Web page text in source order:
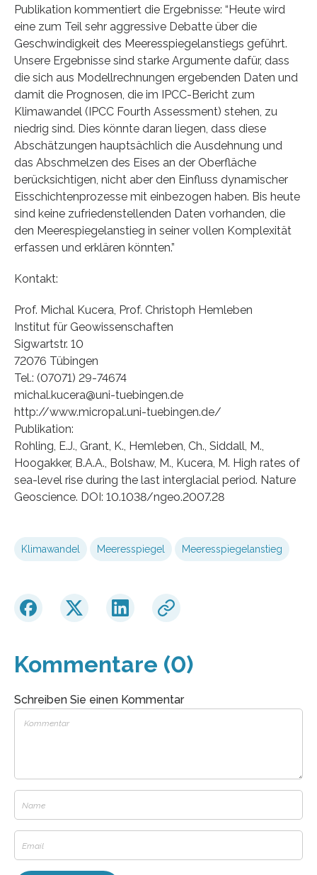
Publikation kommentiert die Ergebnisse: “Heute wird
eine zum Teil sehr aggressive Debatte über die
Geschwindigkeit des Meeresspiegelanstiegs geführt.
Unsere Ergebnisse sind starke Argumente dafür, dass
die sich aus Modellrechnungen ergebenden Daten und
damit die Prognosen, die im IPCC-Bericht zum
Klimawandel (IPCC Fourth Assessment) stehen, zu
niedrig sind. Dies könnte daran liegen, dass diese
Abschätzungen hauptsächlich die Ausdehnung und
das Abschmelzen des Eises an der Oberfläche
berücksichtigen, nicht aber den Einfluss dynamischer
Eisschichtenprozesse mit einbezogen haben. Bis heute
sind keine zufriedenstellenden Daten vorhanden, die
den Meerespiegelanstieg in seiner vollen Komplexität
erfassen und erklären könnten.”
Kontakt:
Prof. Michal Kucera, Prof. Christoph Hemleben
Institut für Geowissenschaften
Sigwartstr. 10
72076 Tübingen
Tel.: (07071) 29-74674
michal.kucera@uni-tuebingen.de
http://www.micropal.uni-tuebingen.de/
Publikation:
Rohling, E.J., Grant, K., Hemleben, Ch., Siddall, M.,
Hoogakker, B.A.A., Bolshaw, M., Kucera, M. High rates of
sea-level rise during the last interglacial period. Nature
Geoscience. DOI: 10.1038/ngeo.2007.28
Klimawandel Meeresspiegel Meeresspiegelanstieg
Kommentare (0)
Schreiben Sie einen Kommentar